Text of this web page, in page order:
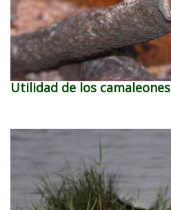
Utilidad de los camaleones